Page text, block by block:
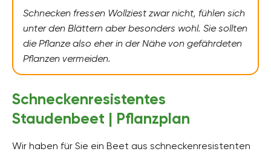
Schnecken fressen Wollziest zwar nicht, fühlen sich
unter den Blättern aber besonders wohl. Sie sollten
die Pflanze also eher in der Nähe von gefährdeten
Pflanzen vermeiden.
Schneckenresistentes
Staudenbeet | Pflanzplan
Wir haben für Sie ein Beet aus schneckenresistenten